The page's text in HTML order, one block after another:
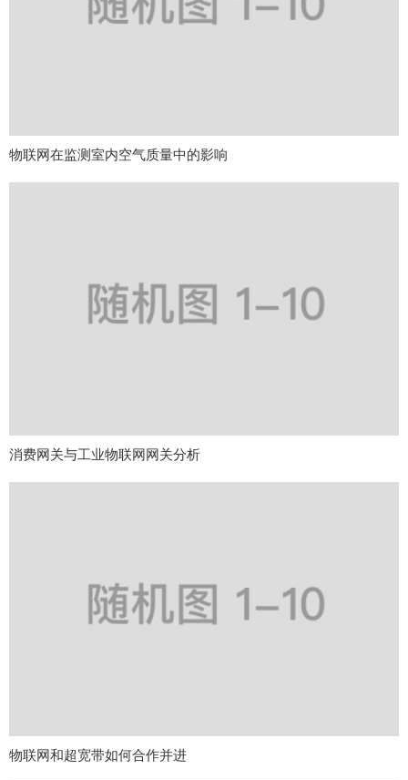
物联网在监测室内空气质量中的影响
消费网关与工业物联网网关分析
物联网和超宽带如何合作并进